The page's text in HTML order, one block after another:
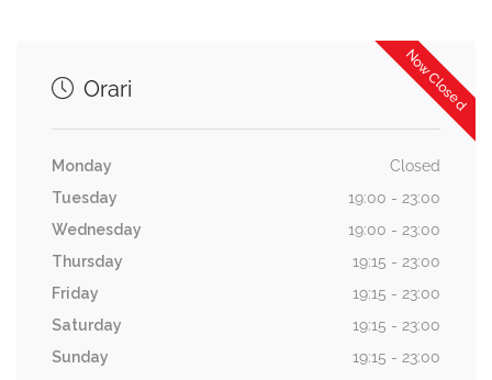
Now Closed
Orari
Monday
Closed
Tuesday
19:00 - 23:00
Wednesday
19:00 - 23:00
Thursday
19:15 - 23:00
Friday
19:15 - 23:00
Saturday
19:15 - 23:00
Sunday
19:15 - 23:00